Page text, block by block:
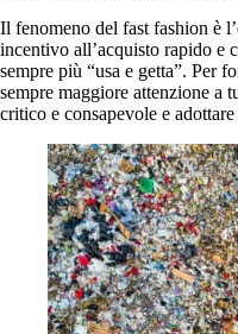
Il fenomeno del fast fashion è
incentivo all’acquisto rapido e
sempre più “usa e getta”. Per
sempre maggiore attenzione a
critico e consapevole e